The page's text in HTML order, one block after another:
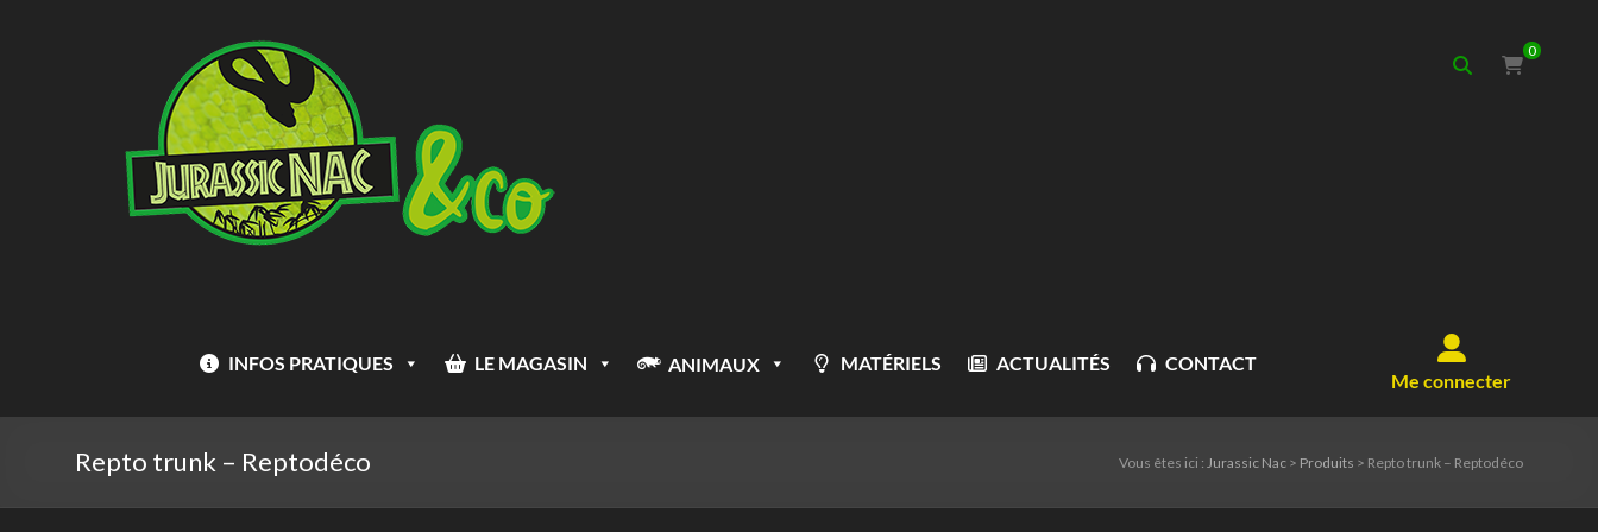
Jurassic
0
Me connecter
INFOS PRATIQUES LE MAGASIN ANIMAUX MATÉRIELS ACTUALITÉS CONTACT
Repto trunk – Reptodéco Vous êtes ici : Jurassic Nac > Produits > Repto trunk – Reptodéco